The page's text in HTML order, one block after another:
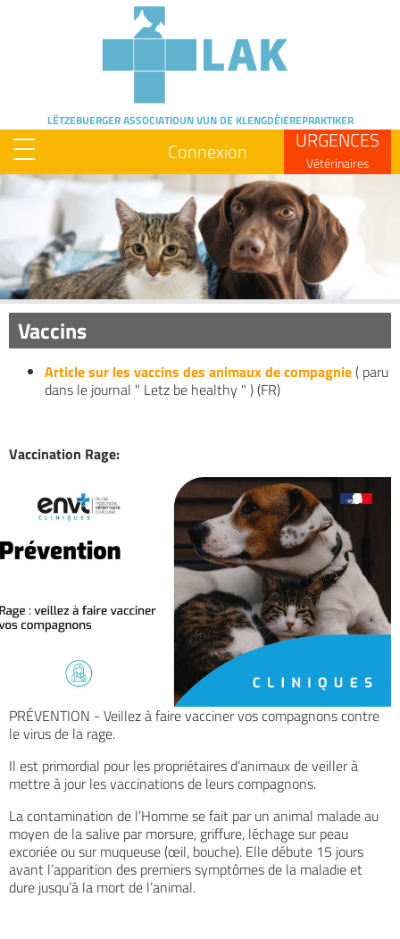
LËTZEBUERGER ASSOCIATIOUNVUN DE KLENGDÉIEREPRAKTIKER
URGENCES
Vétérinaires
Connexion
Image
Vaccins
Article sur les vaccins des animaux de compagnie( paru
dans le journal " Letz be healthy " ) (FR)
Vaccination Rage:
PRÉVENTION - Veillez à faire vacciner vos compagnons contre
le virus de la rage.
Il est primordial pour les propriétaires d’animaux de veiller à
mettre à jour les vaccinations de leurs compagnons.
La contamination de l’Homme se fait par un animal malade au
moyen de la salive par morsure, griffure, léchage sur peau
excoriée ou sur muqueuse (œil, bouche). Elle débute 15 jours
avant l’apparition des premiers symptômes de la maladie et
dure jusqu’à la mort de l’animal.